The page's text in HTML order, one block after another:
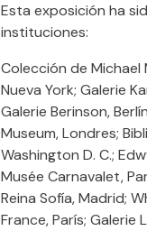
Esta exposición ha
instituciones:
Colección de
Nueva York; Galerie
Galerie Berinson,
Museum, Londres;
Washington D. C.;
Musée Carnavalet,
Reina Sofía, Madrid;
France, París; Galerie